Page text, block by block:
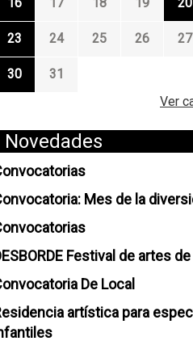
23 24 25 26 27
30
31
Ver
Novedades
Mes de la
Festival de artes
De Local
artística para